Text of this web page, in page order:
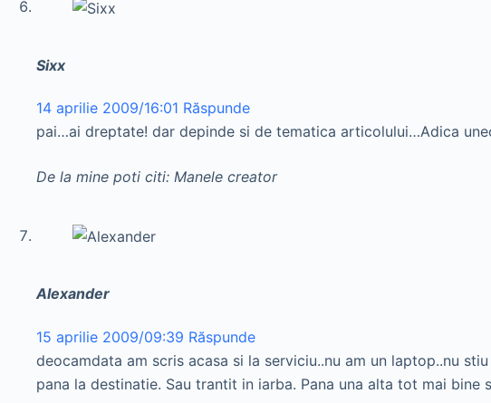
Sixx
14 aprilie 2009/16:01 Răspunde
pai…ai dreptate! dar depinde si de tematica articolului…Adica
De la mine poti citi: Manele creator
Alexander
15 aprilie 2009/09:39 Răspunde
deocamdata am scris acasa si la serviciu..nu am un laptop..nu
pana la destinatie. Sau trantit in iarba. Pana una alta tot mai